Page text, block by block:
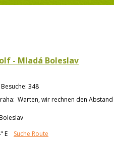
- Mladá Boleslav
: 348
Warten, wir rechnen den
E
Suche Route